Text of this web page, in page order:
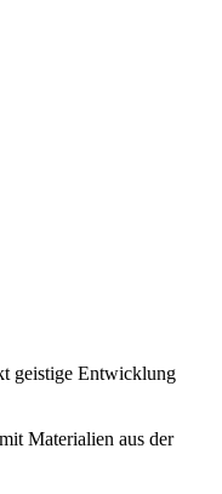
geistige Entwicklung
Materialien aus der